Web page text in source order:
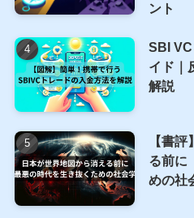
ント
SBI
イド｜
解説
【書
る前に
めの社